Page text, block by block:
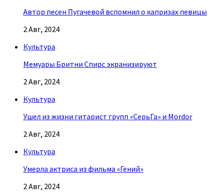
Автор песен Пугачевой вспомнил о капризах певицы
2 Авг, 2024
Культура
Мемуары Бритни Спирс экранизируют
2 Авг, 2024
Культура
Ушел из жизни гитарист групп «СерьГа» и Mordor
2 Авг, 2024
Культура
Умерла актриса из фильма «Гений»
2 Авг, 2024